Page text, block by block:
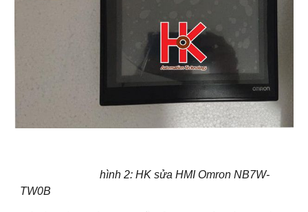
hình 2: HK sửa HMI Omron NB7W-
TW0B